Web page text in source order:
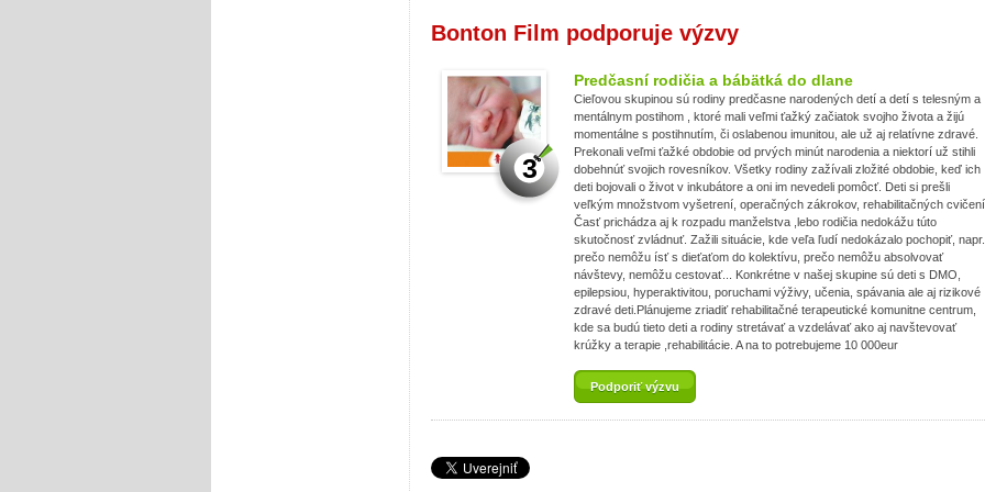
Bonton Film podporuje výzvy
3
Predčasní rodičia a bábätká do dlane
Cieľovou skupinou sú rodiny predčasne narodených detí a detí s telesným a
mentálnym postihom , ktoré mali veľmi ťažký začiatok svojho života a žijú
momentálne s postihnutím, či oslabenou imunitou, ale už aj relatívne zdravé.
Prekonali veľmi ťažké obdobie od prvých minút narodenia a niektorí už stihli
dobehnúť svojich rovesníkov. Všetky rodiny zažívali zložité obdobie, keď ich
deti bojovali o život v inkubátore a oni im nevedeli pomôcť. Deti si prešli
veľkým množstvom vyšetrení, operačných zákrokov, rehabilitačných
Časť prichádza aj k rozpadu manželstva ,lebo rodičia nedokážu túto
skutočnosť zvládnuť. Zažili situácie, kde veľa ľudí nedokázalo pochopiť, napr.
prečo nemôžu ísť s dieťaťom do kolektívu, prečo nemôžu absolvovať
návštevy, nemôžu cestovať... Konkrétne v našej skupine sú deti s DMO,
epilepsiou, hyperaktivitou, poruchami výživy, učenia, spávania ale aj rizikové
zdravé deti.Plánujeme zriadiť rehabilitačné terapeutické komunitne centrum,
kde sa budú tieto deti a rodiny stretávať a vzdelávať ako aj navštevovať
krúžky a terapie ,rehabilitácie. A na to potrebujeme 10 000eur
Podporiť výzvu